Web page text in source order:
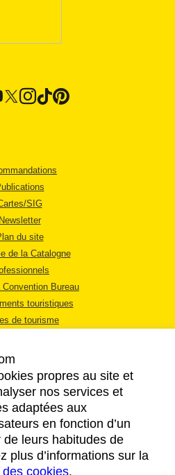
SIG
Newsletter
du site
de la Catalogne
Convention Bureau
touristiques
de tourisme
LÉGALES
CONFIDENTIALITÉ
COOKIES
propres au site et
nos services et
adaptées aux
en fonction d’un
leurs habitudes de
plus d’informations sur la
des cookies.